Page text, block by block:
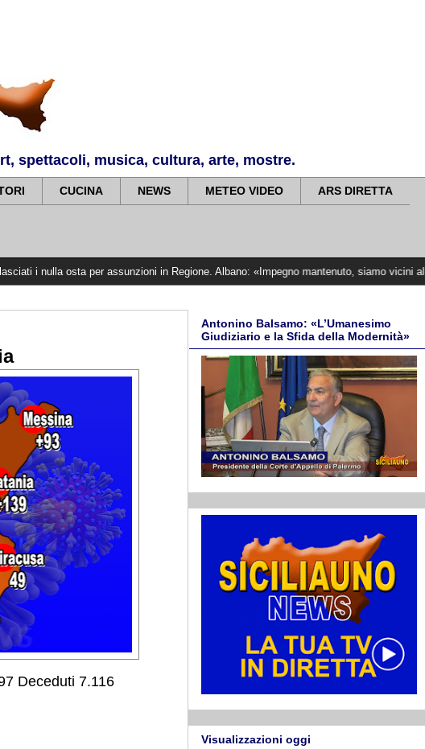
spettacoli, musica, cultura, arte, mostre.
CUCINA NEWS METEO VIDEO ARS DIRETTA
per assunzioni in Regione. Albano: «Impegno mantenuto, siamo vicini alle vittime»
Deceduti 7.116
Antonino Balsamo: «L’Umanesimo
Giudiziario e la Sfida della Modernità»
Visualizzazioni oggi